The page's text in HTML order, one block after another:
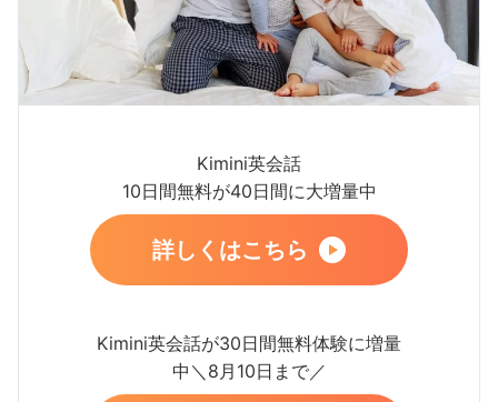
Kimini英会話
10日間無料が40日間に大増量中
詳しくはこちら
Kimini英会話が30日間無料体験に増量
中＼8月10日まで／